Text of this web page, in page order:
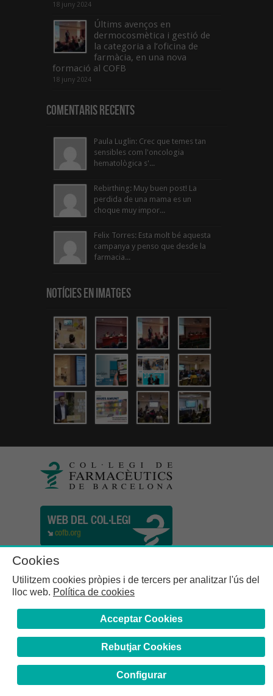
18 juny 2024
Últims avenços en
dermocosmètica i gestió de
la categoria a l’oficina de
farmàcia, en una nova
formació al COFB
18 juny 2024
Comentaris Recents
Paula Luglin: Crec que temes tan
sensibles com l'oncologia
hematològica s'...
Rebirthing: Muy buen post! La
perdida de una mama es un
choque muy impor...
Felix Torres: Esta molt bé aquesta
campanya y penso que desde la
farmacia...
Notícies en Imatges
Cookies
Utilitzem cookies pròpies i de tercers per analitzar l'ús del
lloc web. Política de cookies
Acceptar Cookies
Rebutjar Cookies
Configurar